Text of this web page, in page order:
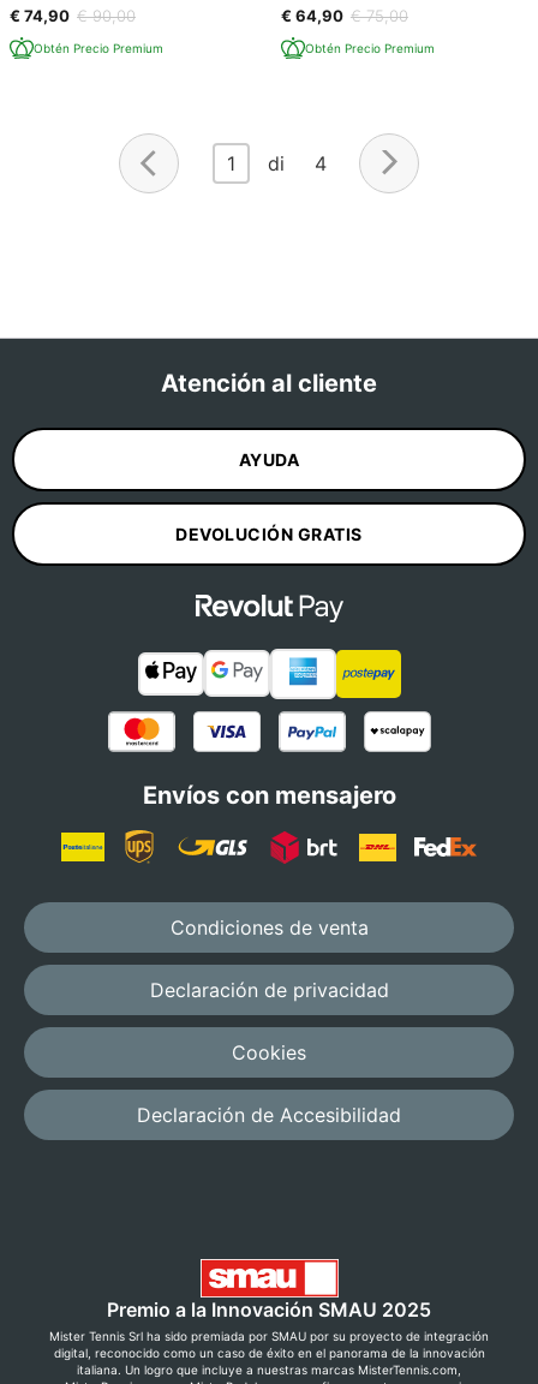
€ 74,90 € 90,00
Obtén Precio Premium
€ 64,90 € 75,00
Obtén Precio Premium
1 di 4
Atención al cliente
AYUDA
DEVOLUCIÓN GRATIS
Envíos con mensajero
Condiciones de venta
Declaración de privacidad
Cookies
Declaración de Accesibilidad
Premio a la Innovación SMAU 2025
Mister Tennis Srl ha sido premiada por SMAU por su proyecto de integración
digital, reconocido como un caso de éxito en el panorama de la innovación
italiana. Un logro que incluye a nuestras marcas MisterTennis.com,